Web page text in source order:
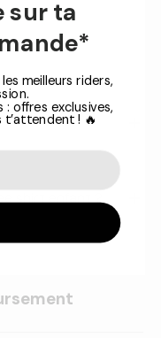
enfant
shirt enfant
shirt enfant ?
sur ta
meilleurs riders,
: offres exclusives,
! 🔥